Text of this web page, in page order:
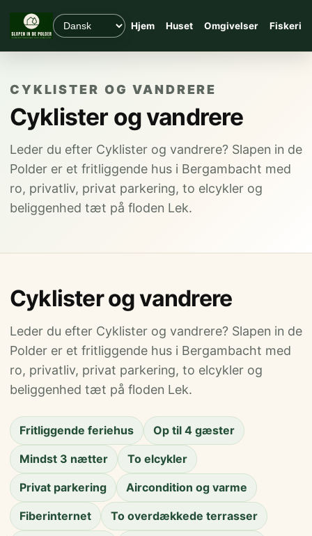
Hjem Huset Omgivelser Fiskeri
CYKLISTER OG VANDRERE
Cyklister og vandrere
Leder du efter Cyklister og vandrere? Slapen in de
Polder er et fritliggende hus i Bergambacht med
ro, privatliv, privat parkering, to elcykler og
beliggenhed tæt på floden Lek.
Cyklister og vandrere
Leder du efter Cyklister og vandrere? Slapen in de
Polder er et fritliggende hus i Bergambacht med
ro, privatliv, privat parkering, to elcykler og
beliggenhed tæt på floden Lek.
Fritliggende feriehus Op til 4 gæster
Mindst 3 nætter To elcykler
Privat parkering Aircondition og varme
Fiberinternet To overdækkede terrasser